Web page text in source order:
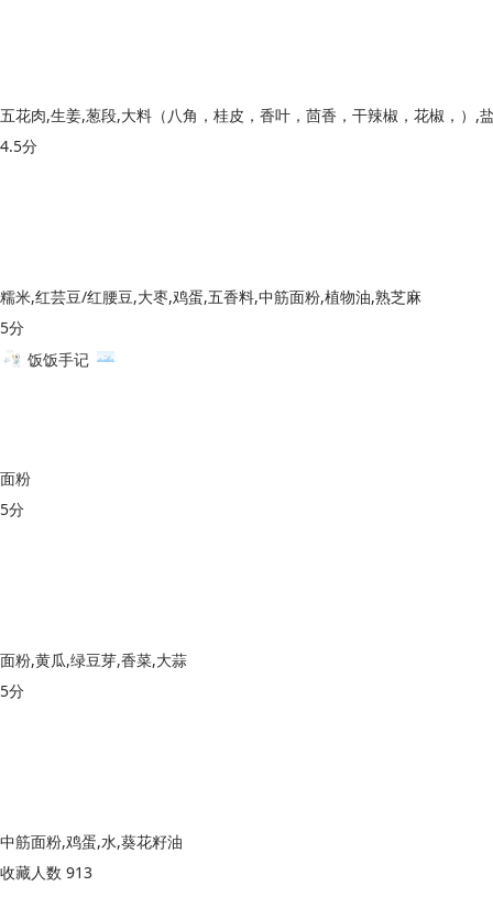
五花肉,生姜,葱段,大料（八角，桂皮，香叶，茴香，干辣椒，花椒，）,
4.5分
糯米,红芸豆/红腰豆,大枣,鸡蛋,五香料,中筋面粉,植物油,熟芝麻
5分
饭饭手记
面粉
5分
面粉,黄瓜,绿豆芽,香菜,大蒜
5分
中筋面粉,鸡蛋,水,葵花籽油
收藏人数 913